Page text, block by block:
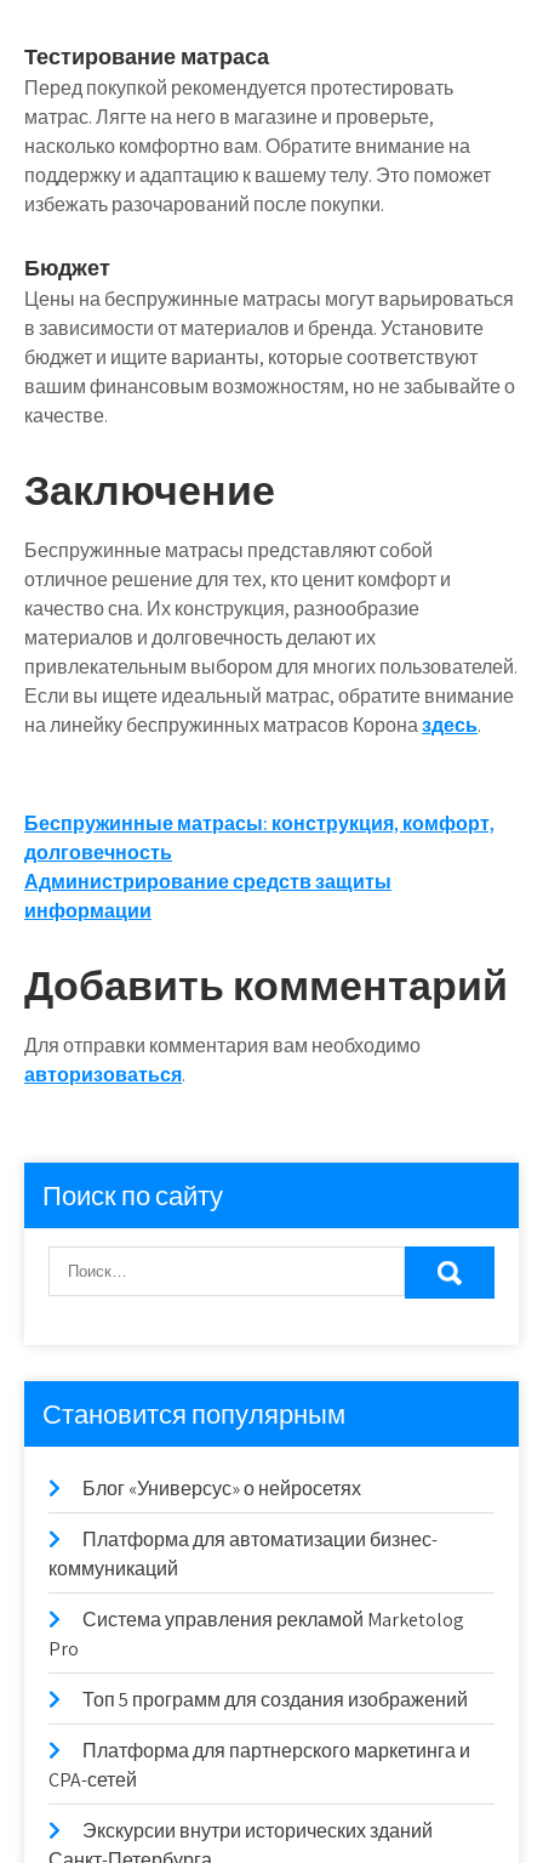
Тестирование матраса
Перед покупкой рекомендуется протестировать
матрас. Лягте на него в магазине и проверьте,
насколько комфортно вам. Обратите внимание на
поддержку и адаптацию к вашему телу. Это поможет
избежать разочарований после покупки.
Бюджет
Цены на беспружинные матрасы могут варьироваться
в зависимости от материалов и бренда. Установите
бюджет и ищите варианты, которые соответствуют
вашим финансовым возможностям, но не забывайте о
качестве.
Заключение
Беспружинные матрасы представляют собой
отличное решение для тех, кто ценит комфорт и
качество сна. Их конструкция, разнообразие
материалов и долговечность делают их
привлекательным выбором для многих пользователей.
Если вы ищете идеальный матрас, обратите внимание
на линейку беспружинных матрасов Короназдесь.
Навигация
по
записям
Беспружинные матрасы: конструкция, комфорт,
долговечность
Администрирование средств защиты
информации
Добавить комментарий
Для отправки комментария вам необходимо
авторизоваться.
Поиск по сайту
Становится популярным
Блог «Универсус» о нейросетях
Платформа для автоматизации бизнес-
коммуникаций
Система управления рекламой Marketolog
Pro
Топ 5 программ для создания изображений
Платформа для партнерского маркетинга и
CPA-сетей
Экскурсии внутри исторических зданий